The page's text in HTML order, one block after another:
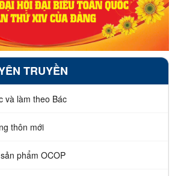
TRUYỀN
và làm theo Bác
thôn mới
phẩm OCOP